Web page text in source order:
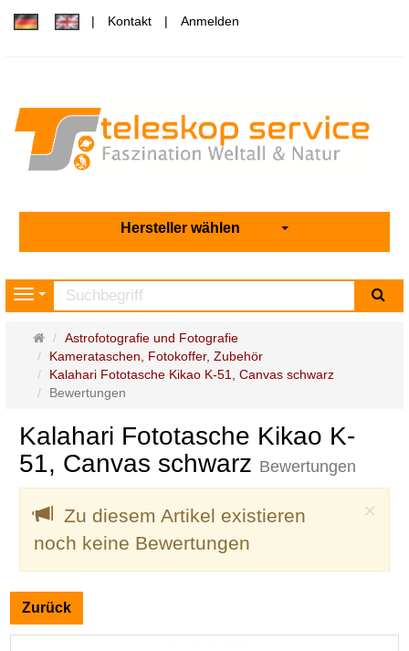
Kontakt Anmelden
Hersteller wählen
Navigation
Startseite
Astrofotografie und Fotografie
Kamerataschen, Fotokoffer, Zubehör
Kalahari Fototasche Kikao K-51, Canvas schwarz
Bewertungen
Kalahari Fototasche Kikao K-
51, Canvas schwarz Bewertungen
×
Zu diesem Artikel existieren
noch keine Bewertungen
Zurück